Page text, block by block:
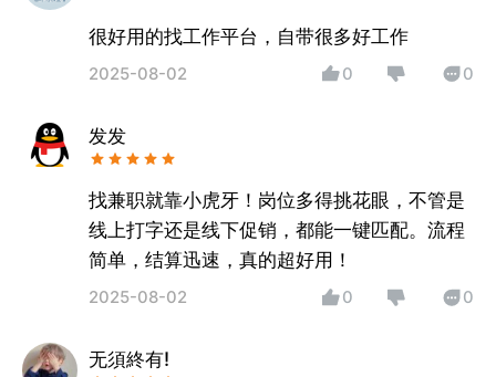
很好用的找工作平台，自带很多好工作
2025-08-02 0 0
发发
找兼职就靠小虎牙！岗位多得挑花眼，不管是
线上打字还是线下促销，都能一键匹配。流程
简单，结算迅速，真的超好用！
2025-08-02 0 0
无須終有!